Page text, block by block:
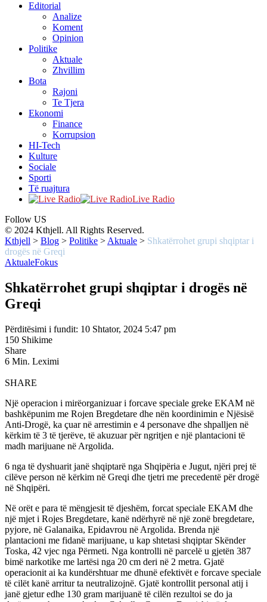
Editorial
Analize
Koment
Opinion
Politike
Aktuale
Zhvillim
Bota
Rajoni
Te Tjera
Ekonomi
Finance
Korrupsion
HI-Tech
Kulture
Sociale
Sporti
Të ruajtura
Live Radio
Follow US
© 2024 Kthjell. All Rights Reserved.
Kthjell > Blog > Politike > Aktuale > Shkatërrohet grupi shqiptar i
drogës në Greqi
AktualeFokus
Shkatërrohet grupi shqiptar i drogës në
Greqi
Përditësimi i fundit: 10 Shtator, 2024 5:47 pm
150 Shikime
Share
6 Min. Leximi
SHARE
Një operacion i mirëorganizuar i forcave speciale greke EKAM në
bashkëpunim me Rojen Bregdetare dhe nën koordinimin e Njësisë
Anti-Drogë, ka çuar në arrestimin e 4 personave dhe shpalljen në
kërkim të 3 të tjerëve, të akuzuar për ngritjen e një plantacioni të
madh marijuane në Argolida.
6 nga të dyshuarit janë shqiptarë nga Shqipëria e Jugut, njëri prej të
cilëve person në kërkim në Greqi dhe tjetri me precedentë për drogë
në Shqipëri.
Në orët e para të mëngjesit të djeshëm, forcat speciale EKAM dhe
një mjet i Rojes Bregdetare, kanë ndërhyrë në një zonë bregdetare,
pyjore, në Galanaika, Epidavrou në Argolida. Brenda një
plantacioni me fidanë marijuane, u kap shtetasi shqiptar Skënder
Toska, 42 vjec nga Përmeti. Nga kontrolli në parcelë u gjetën 387
bimë narkotike me lartësi nga 20 cm deri në 2 metra. Gjatë
operacionit ai ka kundërshtuar me dhunë efektivët e forcave speciale
të cilët kanë arritur ta neutralizojnë. Gjatë kontrollit personal atij i
janë gjetur edhe 130 gram marijuanë të cilën rezultoi se do ja